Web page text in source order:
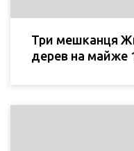
Три мешканця
дерев на майже